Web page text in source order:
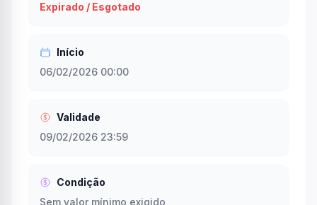
Expirado / Esgotado
Início
06/02/2026 00:00
Validade
09/02/2026 23:59
Condição
Sem valor mínimo exigido